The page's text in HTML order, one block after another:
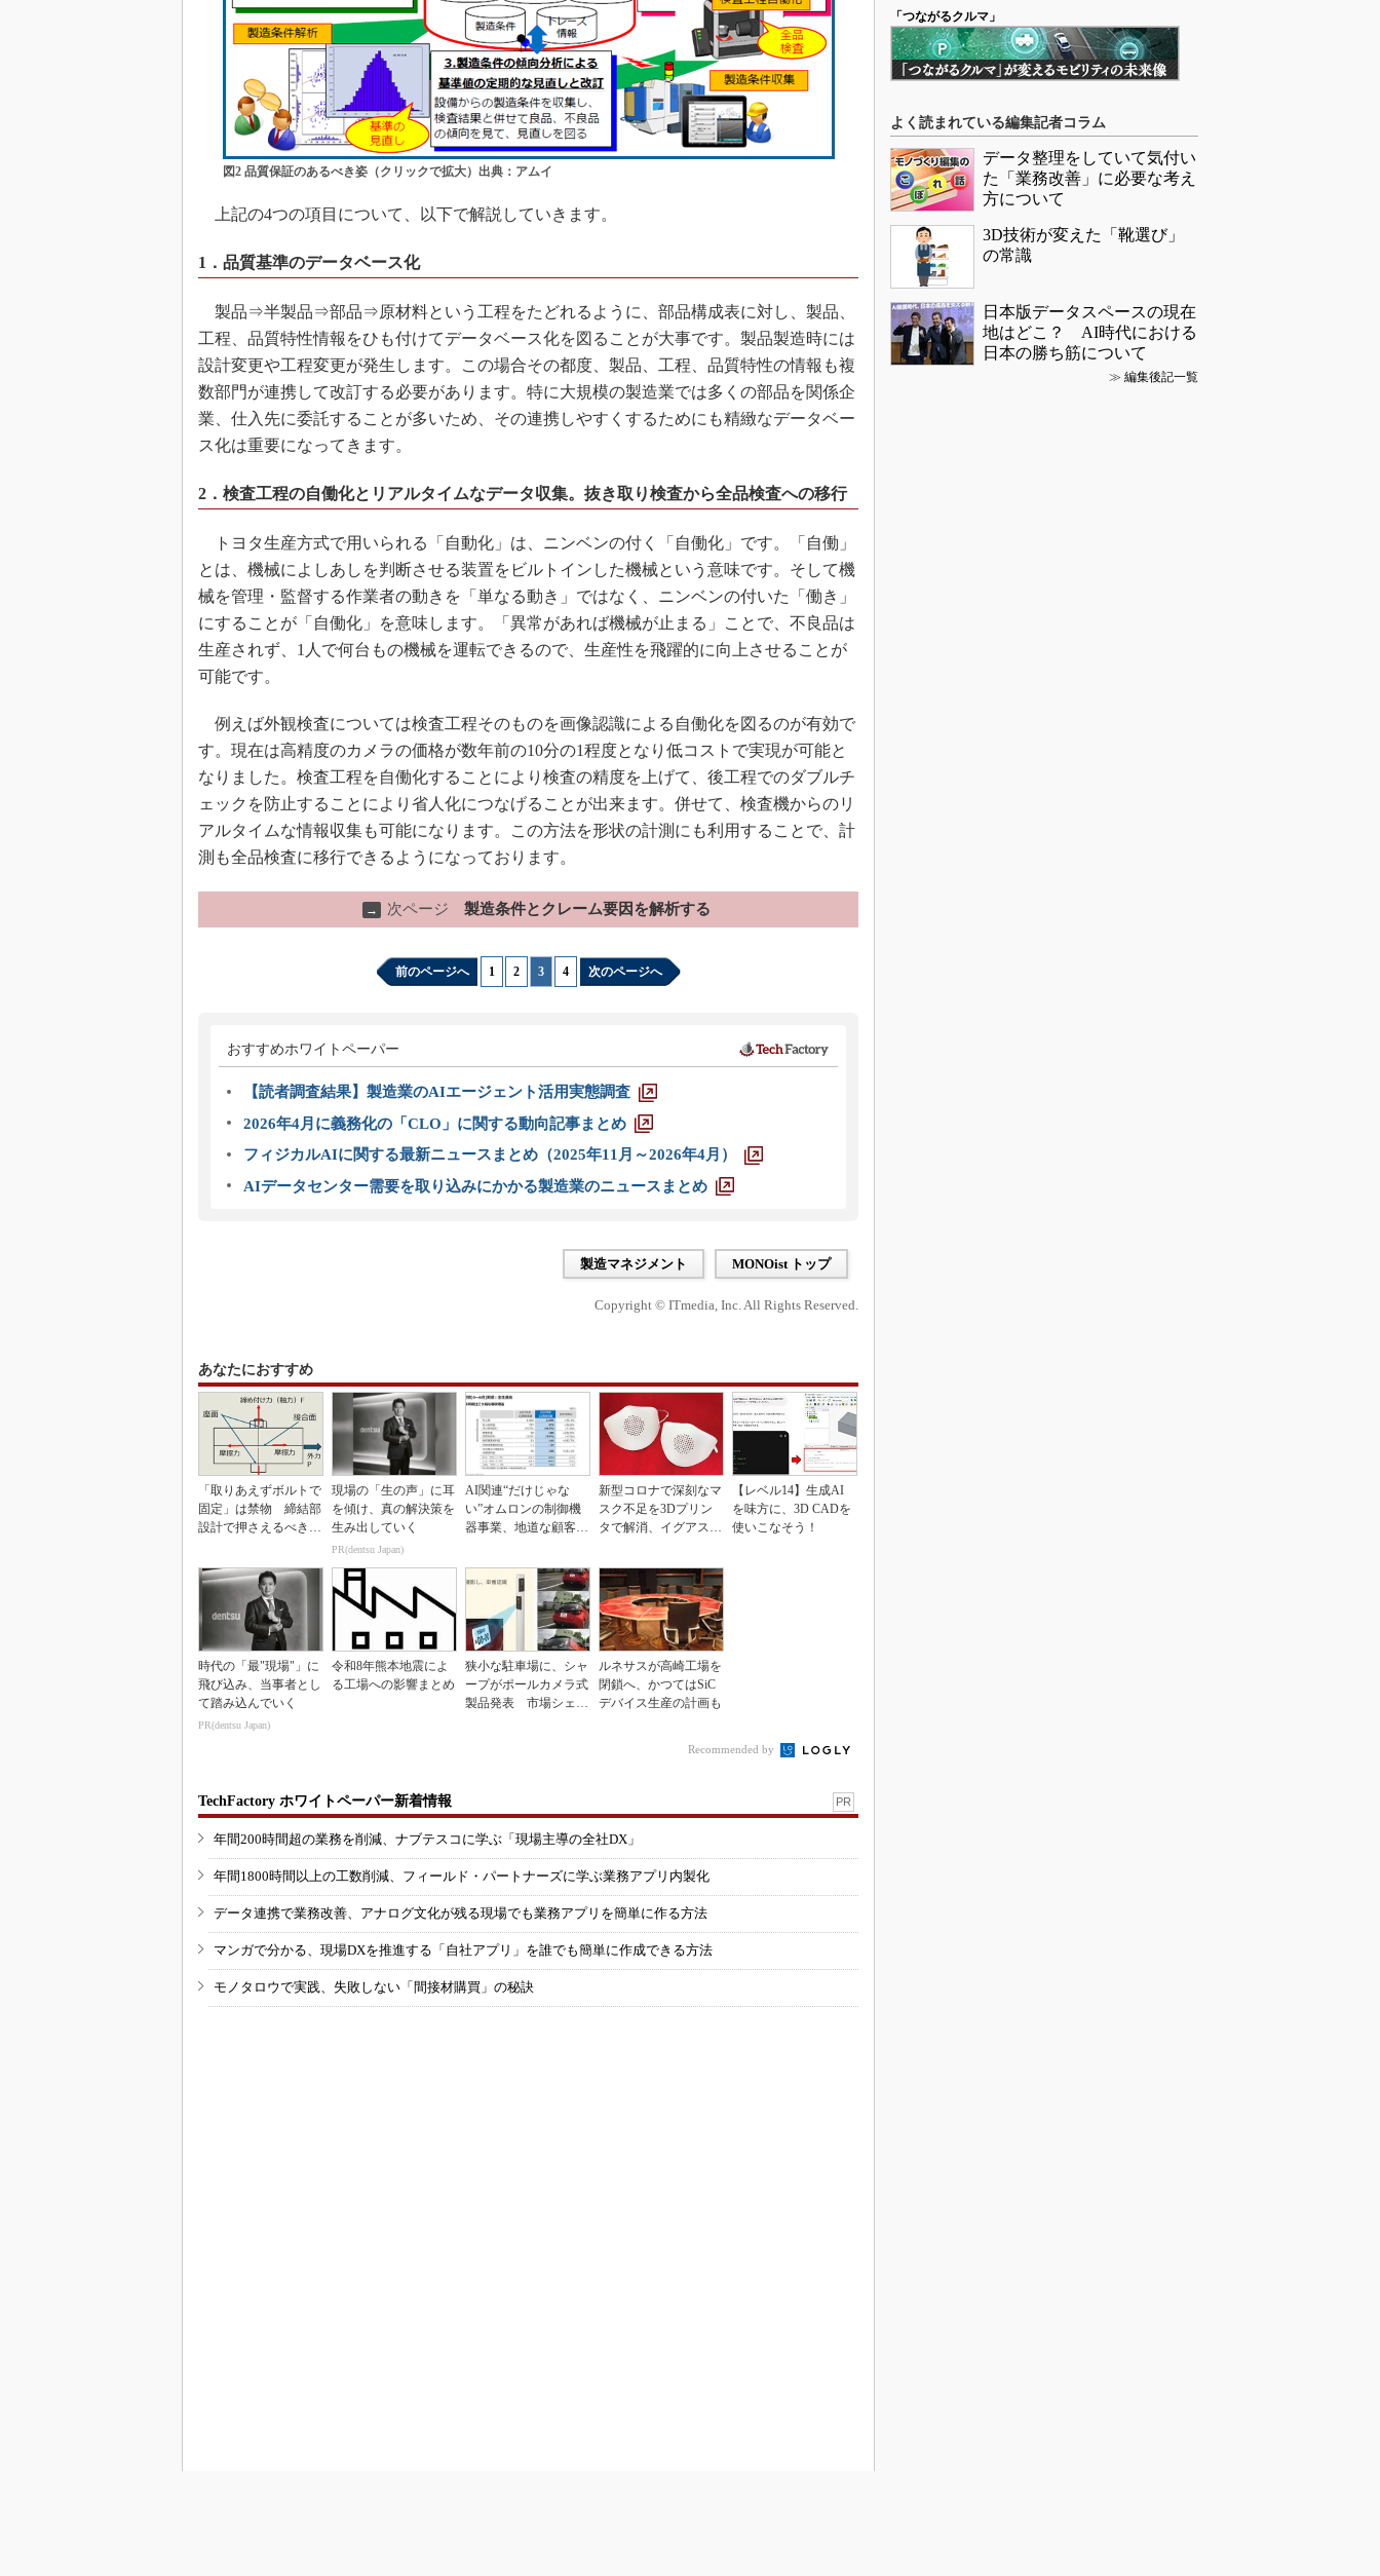
図2 品質保証のあるべき姿（クリックで拡大）出典：アムイ
上記の4つの項目について、以下で解説していきます。
1．品質基準のデータベース化
製品⇒半製品⇒部品⇒原材料という工程をたどれるように、部品構成表に対し、製品、
工程、品質特性情報をひも付けてデータベース化を図ることが大事です。製品製造時には
設計変更や工程変更が発生します。この場合その都度、製品、工程、品質特性の情報も複
数部門が連携して改訂する必要があります。特に大規模の製造業では多くの部品を関係企
業、仕入先に委託することが多いため、その連携しやすくするためにも精緻なデータベー
ス化は重要になってきます。
2．検査工程の自働化とリアルタイムなデータ収集。抜き取り検査から全品検査への移行
トヨタ生産方式で用いられる「自動化」は、ニンベンの付く「自働化」です。「自働」
とは、機械によしあしを判断させる装置をビルトインした機械という意味です。そして機
械を管理・監督する作業者の動きを「単なる動き」ではなく、ニンベンの付いた「働き」
にすることが「自働化」を意味します。「異常があれば機械が止まる」ことで、不良品は
生産されず、1人で何台もの機械を運転できるので、生産性を飛躍的に向上させることが
可能です。
例えば外観検査については検査工程そのものを画像認識による自働化を図るのが有効で
す。現在は高精度のカメラの価格が数年前の10分の1程度となり低コストで実現が可能と
なりました。検査工程を自働化することにより検査の精度を上げて、後工程でのダブルチ
ェックを防止することにより省人化につなげることが出来ます。併せて、検査機からのリ
アルタイムな情報収集も可能になります。この方法を形状の計測にも利用することで、計
測も全品検査に移行できるようになっております。
→ 次ページ 製造条件とクレーム要因を解析する
前のページへ 1 2 3 4 次のページへ
おすすめホワイトペーパー
【読者調査結果】製造業のAIエージェント活用実態調査
2026年4月に義務化の「CLO」に関する動向記事まとめ
フィジカルAIに関する最新ニュースまとめ（2025年11月～2026年4月）
AIデータセンター需要を取り込みにかかる製造業のニュースまとめ
製造マネジメント MONOist トップ
Copyright © ITmedia, Inc. All Rights Reserved.
あなたにおすすめ
「取りあえずボルトで
固定」は禁物 締結部
設計で押さえるべき基
現場の「生の声」に耳
を傾け、真の解決策を
生み出していく
PR(dentsu Japan)
AI関連“だけじゃな
い”オムロンの制御機
器事業、地道な顧客基
新型コロナで深刻なマ
スク不足を3Dプリン
タで解消、イグアスが
【レベル14】生成AI
を味方に、3D CADを
使いこなそう！
時代の「最"現場"」に
飛び込み、当事者とし
て踏み込んでいく
PR(dentsu Japan)
令和8年熊本地震によ
る工場への影響まとめ
狭小な駐車場に、シャ
ープがポールカメラ式
製品発表 市場シェア
ルネサスが高崎工場を
閉鎖へ、かつてはSiC
デバイス生産の計画も
Recommended by
TechFactory ホワイトペーパー新着情報 PR
年間200時間超の業務を削減、ナブテスコに学ぶ「現場主導の全社DX」
年間1800時間以上の工数削減、フィールド・パートナーズに学ぶ業務アプリ内製化
データ連携で業務改善、アナログ文化が残る現場でも業務アプリを簡単に作る方法
マンガで分かる、現場DXを推進する「自社アプリ」を誰でも簡単に作成できる方法
モノタロウで実践、失敗しない「間接材購買」の秘訣
「つながるクルマ」
よく読まれている編集記者コラム
データ整理をしていて気付い
た「業務改善」に必要な考え
方について
3D技術が変えた「靴選び」
の常識
日本版データスペースの現在
地はどこ？ AI時代における
日本の勝ち筋について
≫ 編集後記一覧